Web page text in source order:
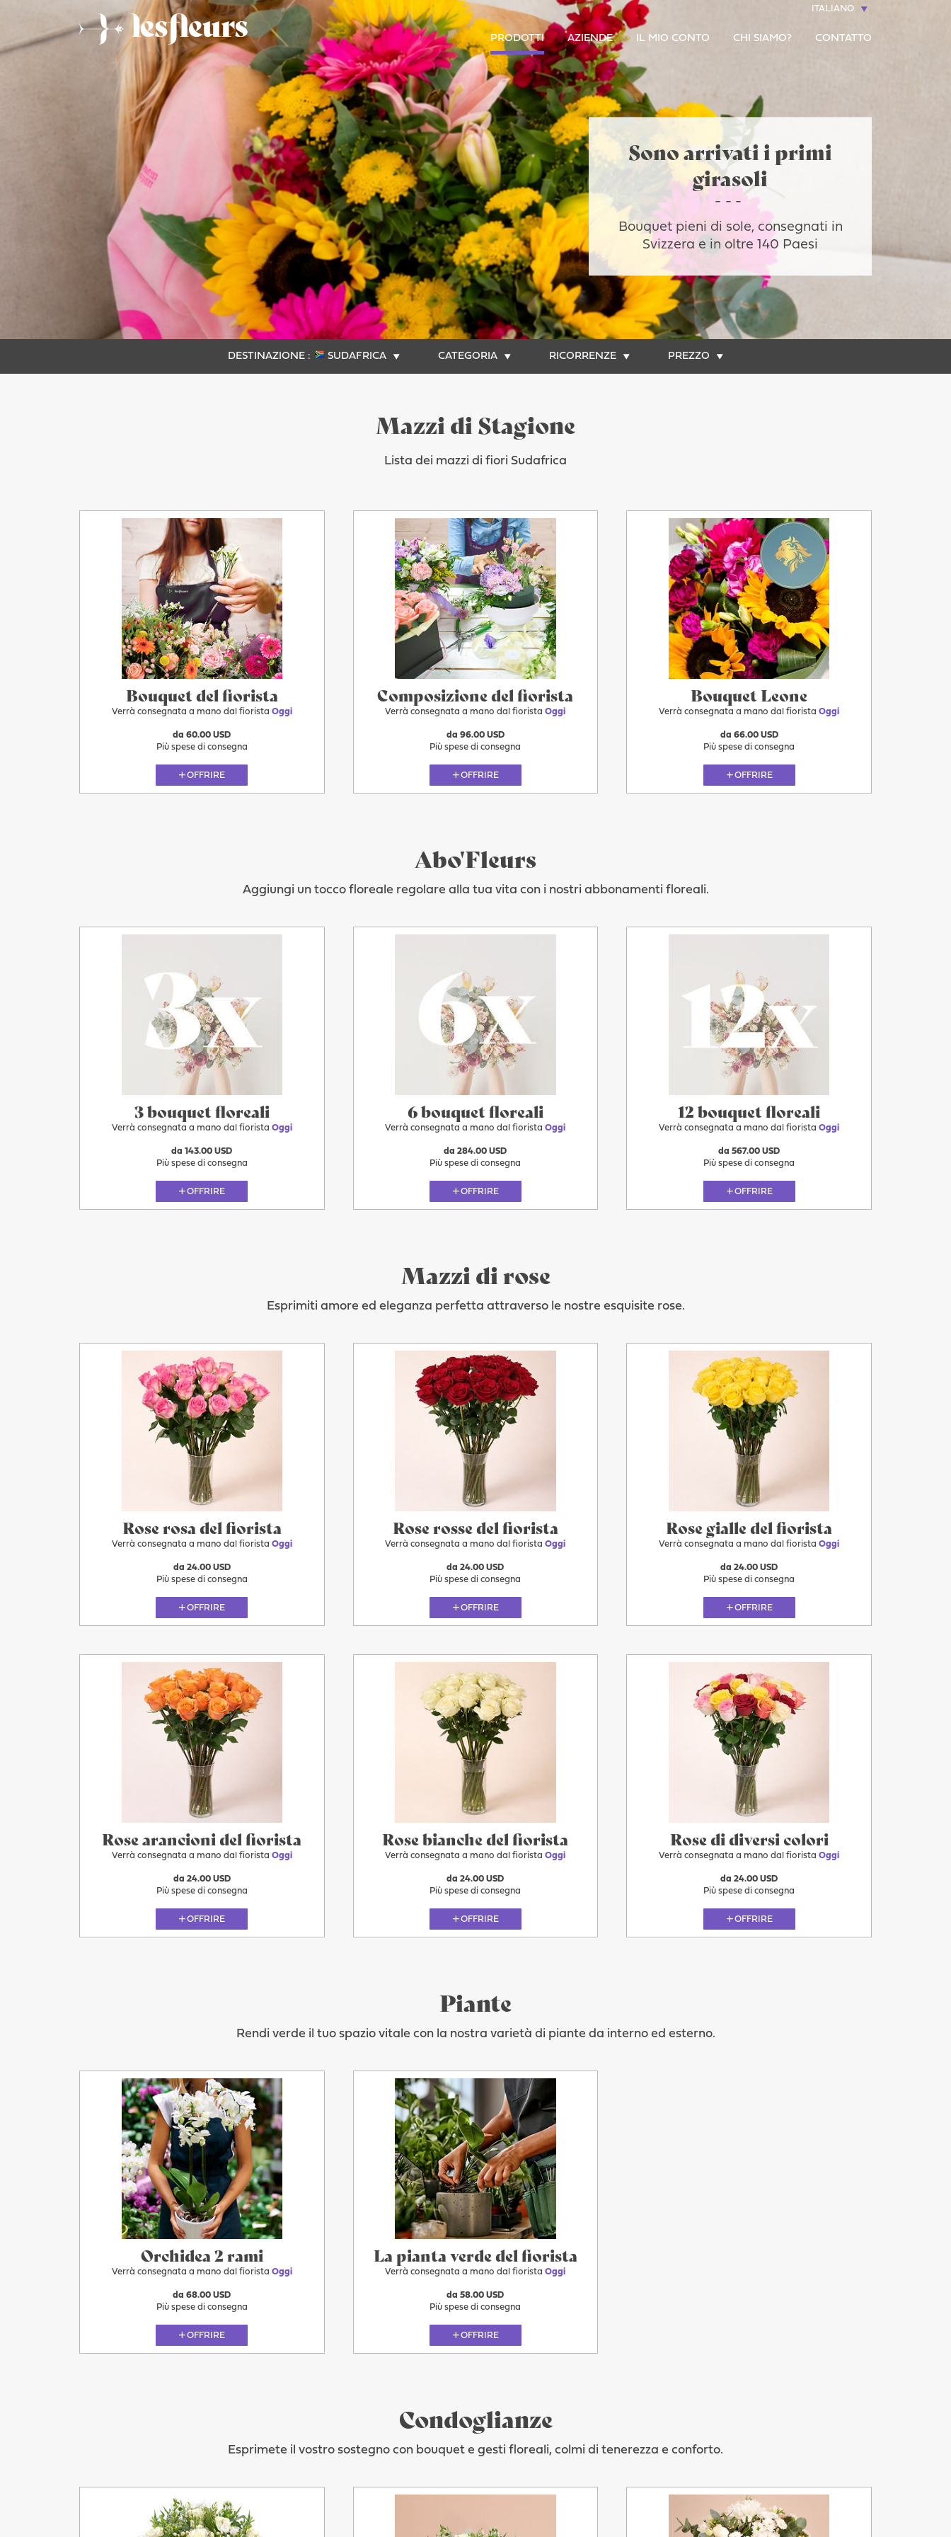
ITALIANO
PRODOTTI AZIENDE IL MIO CONTO CHI SIAMO? CONTATTO
Sono arrivati i primi
girasoli
Bouquet pieni di sole, consegnati in
Svizzera e in oltre 140 Paesi
DESTINAZIONE : SUDAFRICA CATEGORIA RICORRENZE PREZZO
Mazzi di Stagione
Lista dei mazzi di fiori Sudafrica
Bouquet del fiorista
Verrà consegnata a mano dal fiorista Oggi
da 60.00 USD
Più spese di consegna
OFFRIRE
Composizione del fiorista
Verrà consegnata a mano dal fioristaOggi
Oggi
da 96.00 USD
Più spese di consegna
OFFRIRE
Bouquet Leone
Verrà consegnata a mano dal fioristaOggi
da 66.00 USD
Più spese di consegna
OFFRIRE
Abo'Fleurs
Aggiungi un tocco floreale regolare alla tua vita con i nostri abbonamenti floreali.
3 bouquet floreali
Verrà consegnata a mano dal fiorista Oggi
Oggi
da 143.00 USD
Più spese di consegna
OFFRIRE
6 bouquet floreali
Verrà consegnata a mano dal fioristaOggi
Oggi
da 284.00 USD
Più spese di consegna
OFFRIRE
12 bouquet floreali
Verrà consegnata a mano dal fioristaOggi
Oggi
da 567.00 USD
Più spese di consegna
OFFRIRE
Mazzi di rose
Esprimiti amore ed eleganza perfetta attraverso le nostre esquisite rose.
Rose rosa del fiorista
Verrà consegnata a mano dal fiorista Oggi
Oggi
da 24.00 USD
Più spese di consegna
OFFRIRE
Rose rosse del fiorista
Verrà consegnata a mano dal fioristaOggi
Oggi
da 24.00 USD
Più spese di consegna
OFFRIRE
Rose gialle del fiorista
Verrà consegnata a mano dal fioristaOggi
Oggi
da 24.00 USD
Più spese di consegna
OFFRIRE
Rose arancioni del fiorista
Verrà consegnata a mano dal fiorista Oggi
da 24.00 USD
Più spese di consegna
OFFRIRE
Rose bianche del fiorista
Verrà consegnata a mano dal fioristaOggi
Oggi
da 24.00 USD
Più spese di consegna
OFFRIRE
Rose di diversi colori
Verrà consegnata a mano dal fioristaOggi
da 24.00 USD
Più spese di consegna
OFFRIRE
Piante
Rendi verde il tuo spazio vitale con la nostra varietà di piante da interno ed esterno.
Orchidea 2 rami
Verrà consegnata a mano dal fiorista Oggi
da 68.00 USD
Più spese di consegna
OFFRIRE
La pianta verde del fiorista
Verrà consegnata a mano dal fioristaOggi
da 58.00 USD
Più spese di consegna
OFFRIRE
Condoglianze
Esprimete il vostro sostegno con bouquet e gesti floreali, colmi di tenerezza e conforto.